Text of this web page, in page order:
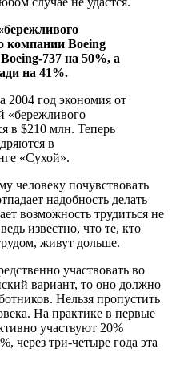
компании Boeing
737 на 50%, а
на 41%.
2004 год экономия от
«бережливого
в $210 млн. Теперь
в
«Сухой».
человеку почувствовать
надобность делать
возможность трудиться не
известно, что те, кто
живут дольше.
участвовать во
вариант, то оно должно
Нельзя пропустить
На практике в первые
участвуют 20%
через три-четыре года эта